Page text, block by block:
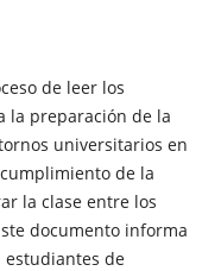
de leer los
la preparación de la
universitarios en
de la
la clase entre los
documento informa
de